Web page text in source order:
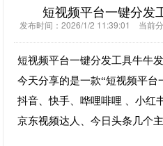
短视频平台一键分发
发布时间：2026/1/2 11:39:01 当前分
短视频平台一键分发工具牛牛
今天分享的是一款“短视频平台
抖音、快手、哗哩啡哩 、小红
京东视频达人、今日头条几个